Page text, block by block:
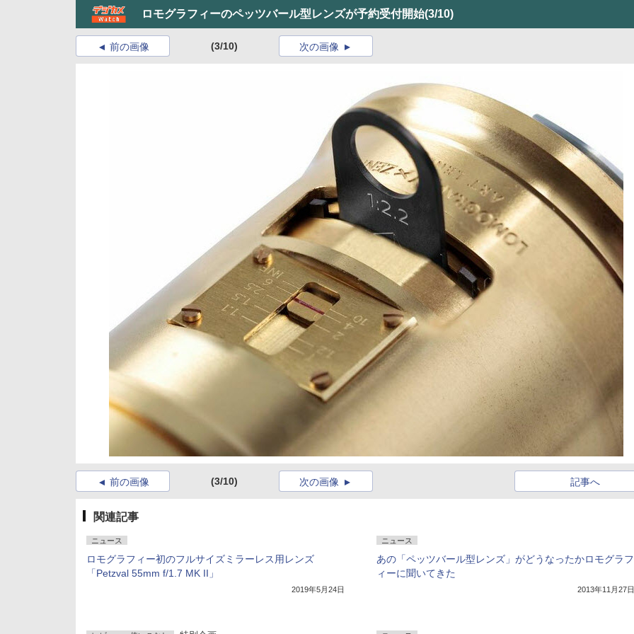
ロモグラフィーのペッツバール型レンズが予約受付開始(3/10)
前の画像 (3/10) 次の画像
前の画像 (3/10) 記事へ
次の画像
関連記事
ニュース
ロモグラフィー初のフルサイズミラーレス用レンズ
「Petzval 55mm f/1.7 MK II」
2019年5月24日
ニュース
あの「ペッツバール型レンズ」がどうなったかロモグラフ
ィーに聞いてきた
2013年11月27日